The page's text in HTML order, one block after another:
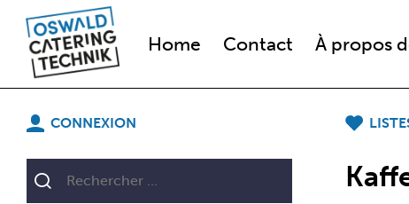
Home Contact À propos
CONNEXION